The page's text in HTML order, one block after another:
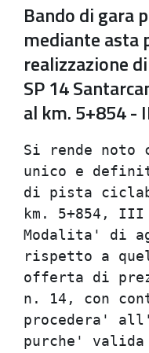
Bando di gara
mediante asta
realizzazione
SP 14
al km. 5+854 -
Si rende
unico e
di pista
km.
Modalita'
rispetto a
offerta di
n. 14, con
procedera'
purche'